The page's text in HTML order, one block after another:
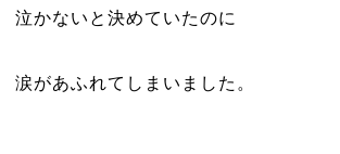
泣かないと決めていたのに
涙があふれてしまいました。